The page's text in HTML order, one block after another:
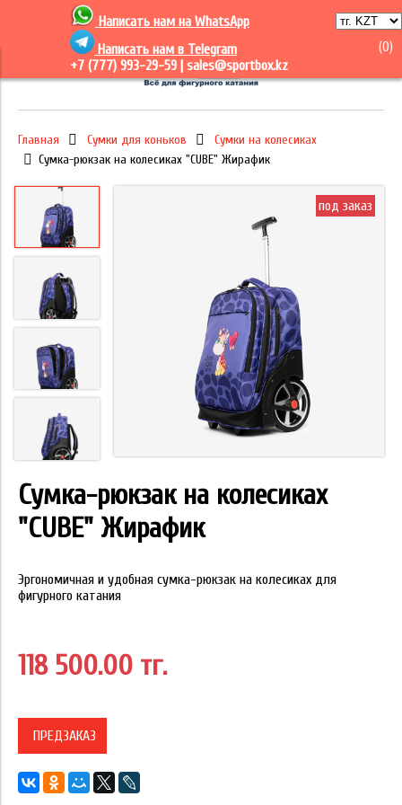
Написать нам на WhatsApp
Написать нам в Telegram
+7 (777) 993-29-59 | sales@sportbox.kz
(0)
Главная Сумки для коньков
Сумки на колесиках
Сумка-рюкзак на колесиках "CUBE" Жирафик
под заказ
Сумка-рюкзак на колесиках
"CUBE" Жирафик
Эргономичная и удобная сумка-рюкзак на колесиках для
фигурного катания
118 500.00 тг.
ПРЕДЗАКАЗ